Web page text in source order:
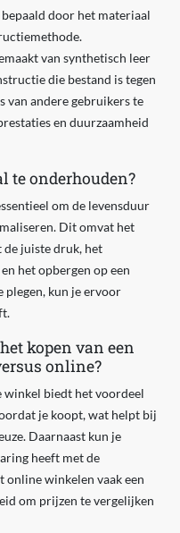
door het materiaal
van synthetisch leer
die bestand is tegen
van andere gebruikers te
en duurzaamheid
te onderhouden?
om de levensduur
Dit omvat het
de juiste druk, het
het opbergen op een
plegen, kun je ervoor
kopen van een
online?
winkel biedt het voordeel
je koopt, wat helpt bij
Daarnaast kun je
heeft met de
online winkelen vaak een
om prijzen te vergelijken